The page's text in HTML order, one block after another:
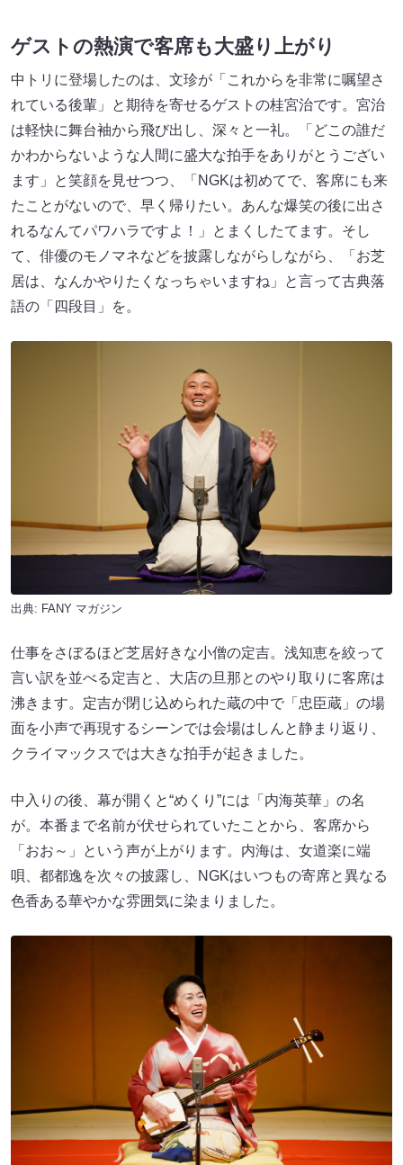
ゲストの熱演で客席も大盛り上がり
中トリに登場したのは、文珍が「これからを非常に嘱望さ
れている後輩」と期待を寄せるゲストの桂宮治です。宮治
は軽快に舞台袖から飛び出し、深々と一礼。「どこの誰だ
かわからないような人間に盛大な拍手をありがとうござい
ます」と笑顔を見せつつ、「NGKは初めてで、客席にも来
たことがないので、早く帰りたい。あんな爆笑の後に出さ
れるなんてパワハラですよ！」とまくしたてます。そし
て、俳優のモノマネなどを披露しながらしながら、「お芝
居は、なんかやりたくなっちゃいますね」と言って古典落
語の「四段目」を。
出典: FANY マガジン
仕事をさぼるほど芝居好きな小僧の定吉。浅知恵を絞って
言い訳を並べる定吉と、大店の旦那とのやり取りに客席は
沸きます。定吉が閉じ込められた蔵の中で「忠臣蔵」の場
面を小声で再現するシーンでは会場はしんと静まり返り、
クライマックスでは大きな拍手が起きました。
中入りの後、幕が開くと“めくり”には「内海英華」の名
が。本番まで名前が伏せられていたことから、客席から
「おお～」という声が上がります。内海は、女道楽に端
唄、都都逸を次々の披露し、NGKはいつもの寄席と異なる
色香ある華やかな雰囲気に染まりました。